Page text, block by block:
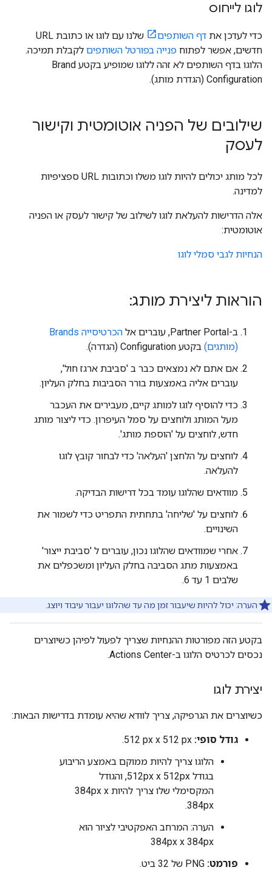
לוגו לייחוס
כדי לעדכן את דף השותפים
שלנו עם לוגו או כתובת URL
חדשים, אפשר לפתוח פנייה בפורטל השותפים לקבלת תמיכה.
הלוגו בדף השותפים לא זהה ללוגו שמופיע בקטע Brand
Configuration (הגדרת מותג).
שילובים של הפניה אוטומטית וקישור
לעסק
לכל מותג יכולים להיות לוגו משלו וכתובות URL ספציפיות
למדינה.
אלה הדרישות להעלאת לוגו לשילוב של קישור לעסק או הפניה
אוטומטית:
הנחיות לגבי סמלי לוגו
הוראות ליצירת מותג:
ב-Partner Portal, עוברים אל
הכרטיסייה Brands
(מותגים) בקטע Configuration (הגדרה).
אם אתם לא נמצאים כבר ב 'סביבת ארגז חול',
עוברים אליה באמצעות בורר הסביבות בחלק העליון.
כדי להוסיף לוגו למותג קיים, מעבירים את העכבר
מעל המותג ולוחצים על סמל העיפרון. כדי ליצור מותג
חדש, לוחצים על 'הוספת מותג'.
לוחצים על הלחצן 'העלאה' כדי לבחור קובץ לוגו
להעלאה.
מוודאים שהלוגו עומד בכל דרישות הבדיקה.
לוחצים על 'שליחה' בתחתית התפריט כדי לשמור את
השינויים.
אחרי שמוודאים שהלוגו נכון, עוברים ל 'סביבת ייצור'
באמצעות מתג הסביבה בחלק העליון ומשכפלים את
שלבים 1 עד 6.
הערה: יכול להיות שיעבור זמן מה עד שהלוגו יעבור עיבוד ויוצג.
בקטע הזה מפורטות ההנחיות שצריך לפעול לפיהן כשיוצרים
נכסים לכרטיס הלוגו ב-Actions Center.
יצירת לוגו
כשיוצרים את הגרפיקה, צריך לוודא שהיא עומדת בדרישות הבאות:
גודל סופי:
הלוגו צריך להיות ממוקם באמצע הריבוע
בגודל 512px x 512px, והגודל
המקסימלי שלו צריך להיות 384px x
384px.
הערה: המרחב האפקטיבי לציור הוא
384px x 384px
פורמט: